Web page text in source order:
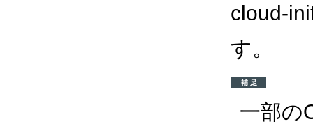
cloud-
す。
補 足
一部の